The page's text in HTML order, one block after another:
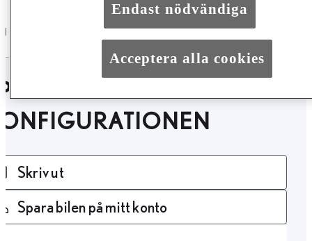
DEN HÄR
Skriv ut
Spara bilen på mitt konto
Endast nödvändiga
Acceptera alla cookies